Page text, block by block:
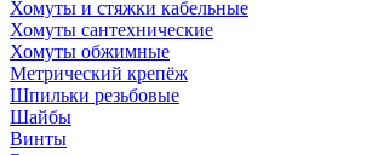
Хомуты и стяжки кабельные
Хомуты сантехнические
Хомуты обжимные
Метрический крепёж
Шпильки резьбовые
Шайбы
Винты